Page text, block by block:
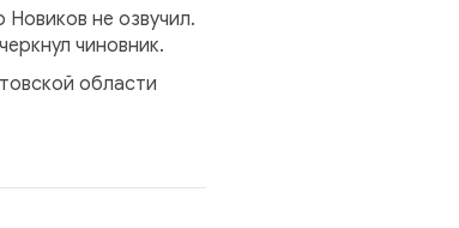
не озвучил.
чиновник.
области